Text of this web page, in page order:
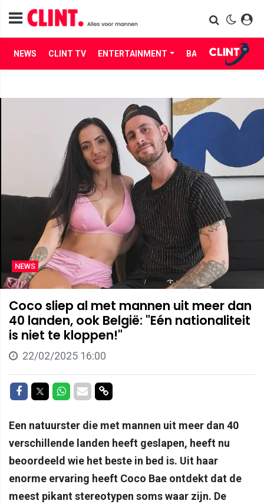
NEWS CLINT TV ENTERTAINMENT BABES LIFE
NEWS
Coco sliep al met mannen uit meer dan
40 landen, ook België: "Eén nationaliteit
is niet te kloppen!"
22/02/2025 16:00
Delen op Facebook
Delen op Twitter
Delen op Whatsapp
Delen via Mail
Delen via link
Een natuurster die met mannen uit meer dan 40
verschillende landen heeft geslapen, heeft nu
beoordeeld wie het beste in bed is. Uit haar
enorme ervaring heeft Coco Bae ontdekt dat de
meest pikant stereotypen soms waar zijn. De